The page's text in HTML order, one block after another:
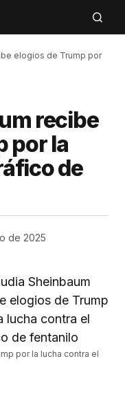
elogios de Trump por
recibe
por la
de
de 2025
por la lucha contra el